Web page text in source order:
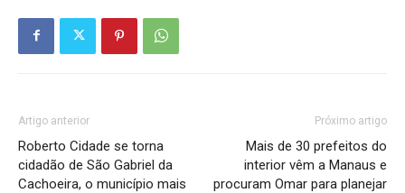
Artigo anterior
Roberto Cidade se torna
cidadão de São Gabriel da
Cachoeira, o município mais
Próximo artigo
Mais de 30 prefeitos do
interior vêm a Manaus e
procuram Omar para planejar